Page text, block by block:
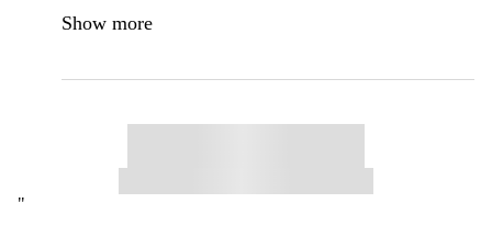
Show more
"